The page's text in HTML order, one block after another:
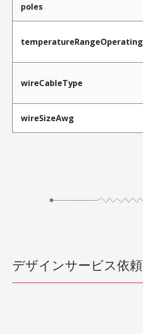
poles
temperatureRangeOperating
wireCableType
wireSizeAwg
デザインサービス依頼